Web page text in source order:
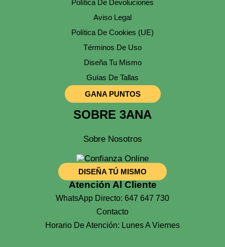
Política De Devoluciones
Aviso Legal
Política De Cookies (UE)
Términos De Uso
Diseña Tu Mismo
Guías De Tallas
GANA PUNTOS
SOBRE 3ANA
Sobre Nosotros
DISEÑA TÚ MISMO
Atención Al Cliente
WhatsApp Directo: 647 647 730
Contacto
Horario De Atención: Lunes A Viernes